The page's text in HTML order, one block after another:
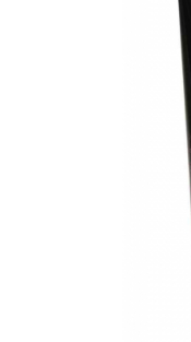
Cosmetice profesionale
Tratamente si masca de par
Deodorante si